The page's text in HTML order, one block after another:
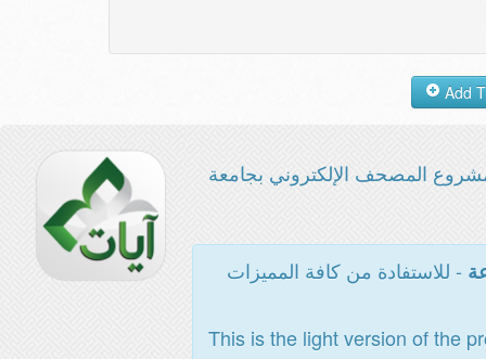
المصحف الإلكتروني بجامعة
- للاستفادة من كافة المميزات
This is the light version of the